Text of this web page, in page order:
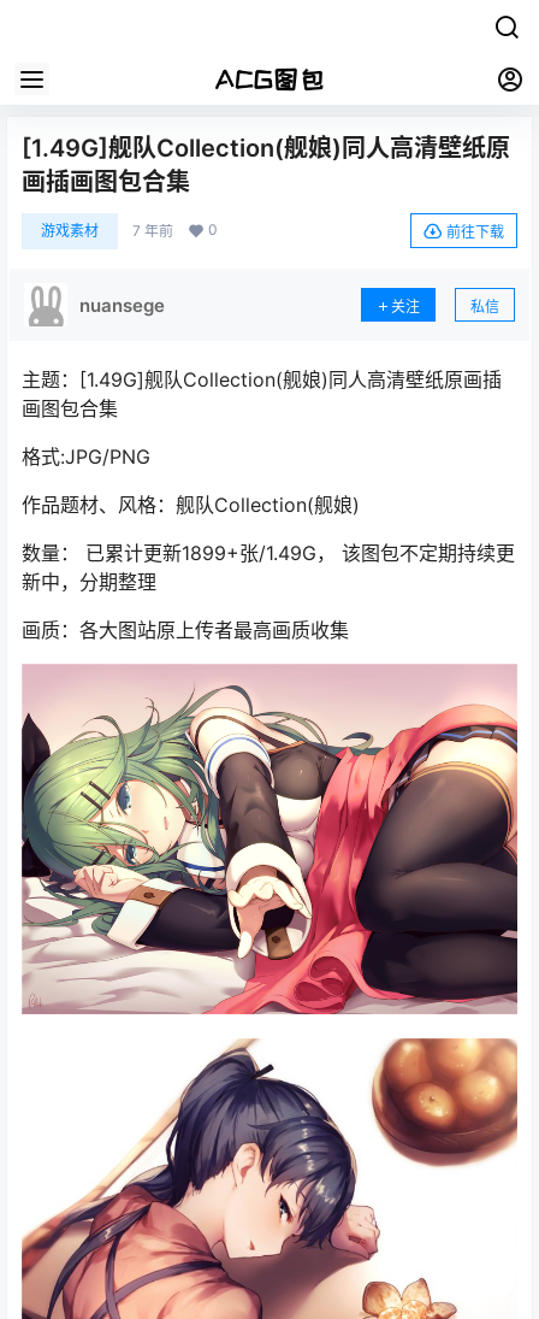
[1.49G]舰队Collection(舰娘)同人高清壁纸原
画插画图包合集
游戏素材 7 年前 0 前往下载
nuansege 关注 私信
主题：[1.49G]舰队Collection(舰娘)同人高清壁纸原画插
画图包合集
格式:JPG/PNG
作品题材、风格：舰队Collection(舰娘)
数量： 已累计更新1899+张/1.49G， 该图包不定期持续更
新中，分期整理
画质：各大图站原上传者最高画质收集